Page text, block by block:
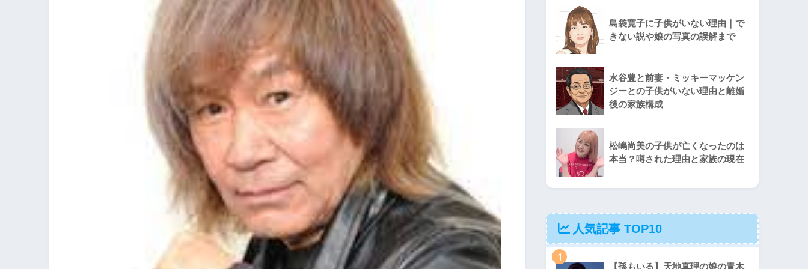
島袋寛子に子供がいない理由｜で
きない説や娘の写真の誤解まで
水谷豊と前妻・ミッキーマッケン
ジーとの子供がいない理由と離婚
後の家族構成
松嶋尚美の子供が亡くなったのは
本当？噂された理由と家族の現在
人気記事 TOP10
1
【孫もいる】天地真理の娘の青木